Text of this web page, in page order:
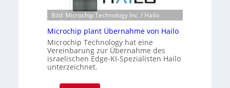
n
e
ü
b
e
r
i
Bild: Microchip Technology Inc. / Hailo
Microchip plant Übernahme von Hailo
Microchip Technology hat eine
Vereinbarung zur Übernahme des
israelischen Edge-KI-Spezialisten Hailo
unterzeichnet.